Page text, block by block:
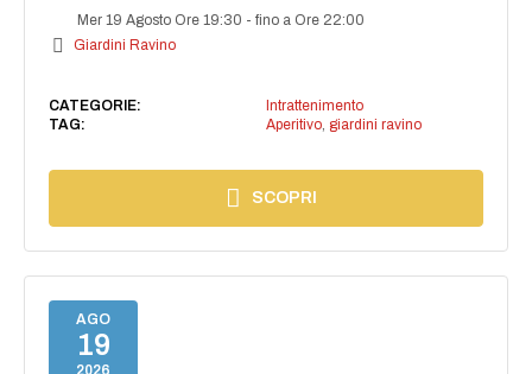
Mer 19 Agosto Ore 19:30 -fino a Ore 22:00
Giardini Ravino
CATEGORIE:
Intrattenimento
TAG:
Aperitivo, giardini ravino
SCOPRI
AGO
19
2026